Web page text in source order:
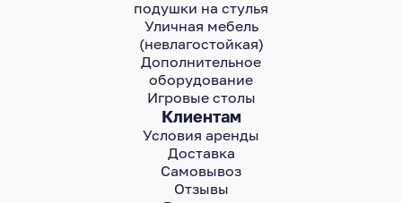
Клиентам
Условия аренды
Доставка
Самовывоз
Отзывы
подушки на стулья
Уличная мебель
(невлагостойкая)
Дополнительное
оборудование
Игровые столы